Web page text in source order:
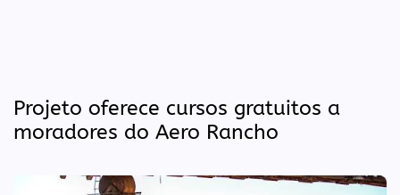
Projeto oferece cursos gratuitos a
moradores do Aero Rancho